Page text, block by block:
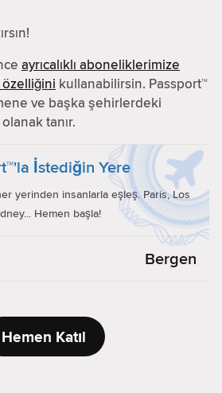
ayrıcalıklı aboneliklerimize
kullanabilirsin. Passport™
ve başka şehirlerdeki
tanır.
İstediğin Yere
yerinden insanlarla eşleş. Paris, Los
Hemen başla!
Bergen
Hemen Katıl